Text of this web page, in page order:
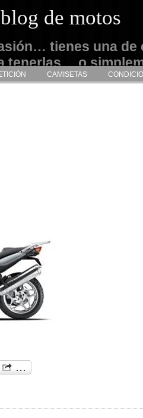
de motos
tienes una de
tenerlas… o
tu sitioCAMISETAS